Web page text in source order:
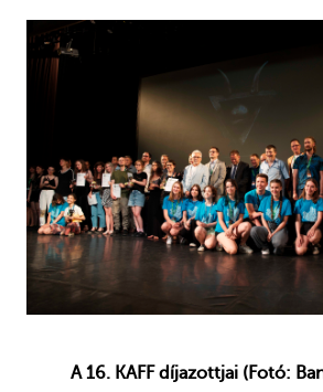
A 16. KAFF díjazottjai (Fotó: